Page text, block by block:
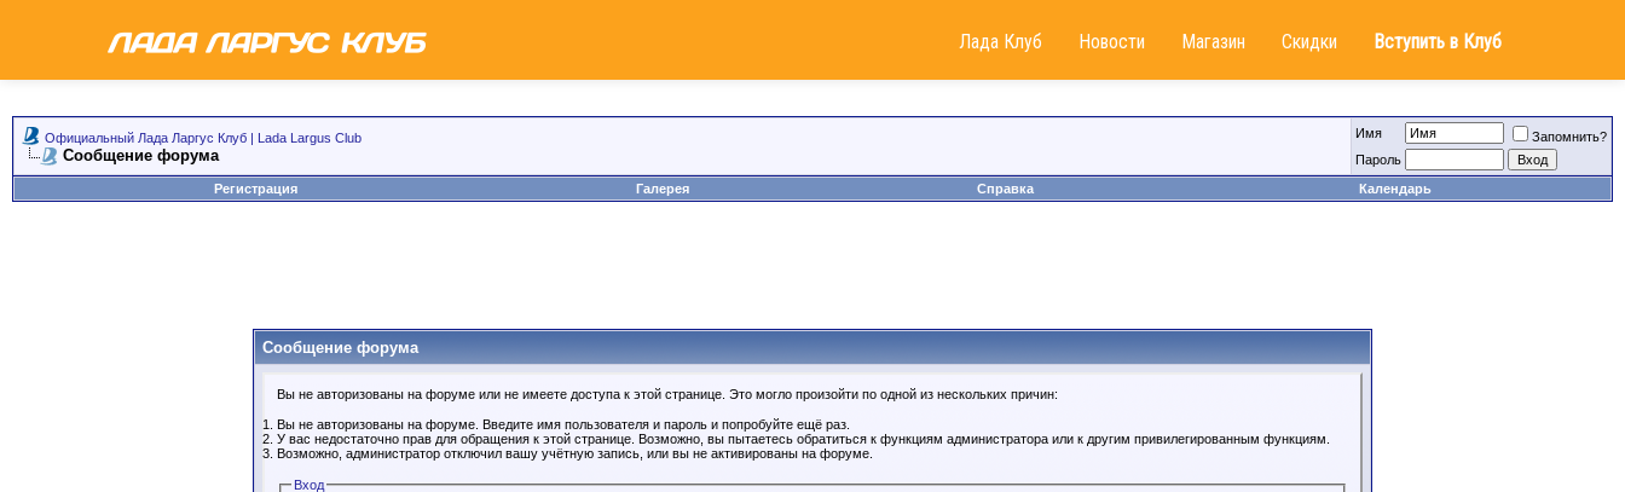
Лада Клуб Новости Магазин Скидки Вступить в Клуб
Официальный Лада Ларгус Клуб | Lada Largus Club
Сообщение форума
Имя
Запомнить?
Пароль
Регистрация
Галерея Справка Календарь
Сообщение форума
Вы не авторизованы на форуме или не имеете доступа к этой странице. Это могло произойти по одной из нескольких причин:
Вы не авторизованы на форуме. Введите имя пользователя и пароль и попробуйте ещё раз.
У вас недостаточно прав для обращения к этой странице. Возможно, вы пытаетесь обратиться к функциям администратора или к другим привилегированным функциям.
Возможно, администратор отключил вашу учётную запись, или вы не активированы на форуме.
Вход